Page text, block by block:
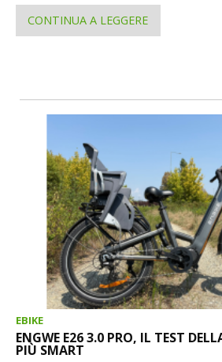
CONTINUA A LEGGERE
EBIKE
ENGWE E26 3.0 PRO, IL TEST
PIÙ SMART